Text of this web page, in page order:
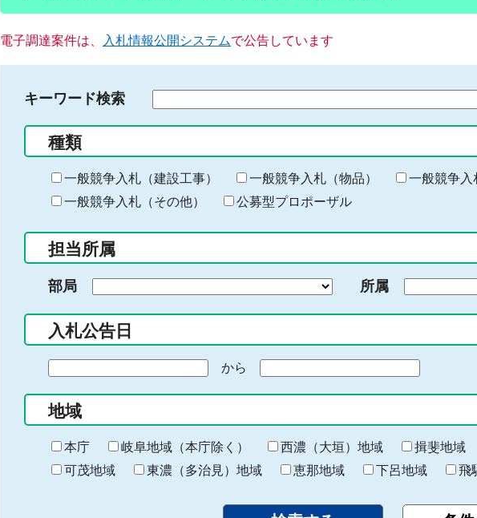
電子調達案件は、 入札情報公開システムで公告しています
キーワード検索
る
キ
ー
ー
入
力
種類
一般競争入札（建設工事） 一般競争入札（物品）
一般競争入
一般競争入札（その他）
公募型プロポーザル
担当所属
部局 所属
入札公告日
の
始
ま
り
から
終
わ
り
地域
本庁 岐阜地域（本庁除く） 西濃（大垣）地域 揖斐地域
可茂地域
東濃（多治見）地域 恵那地域 下呂地域 飛